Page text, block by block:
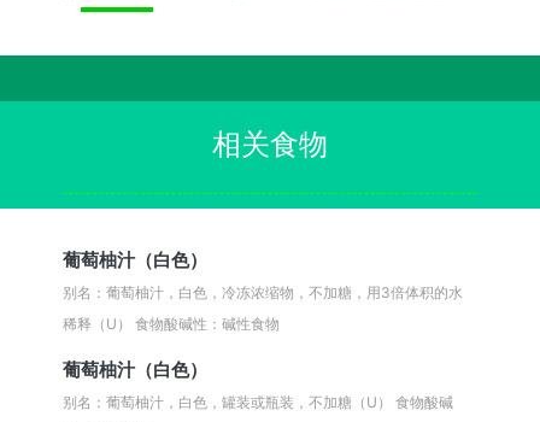
相关食物
葡萄柚汁（白色）
别名：葡萄柚汁，白色，冷冻浓缩物，不加糖，用3倍体积的水
稀释（U）食物酸碱性：碱性食物
葡萄柚汁（白色）
别名：葡萄柚汁，白色，罐装或瓶装，不加糖（U）食物酸碱